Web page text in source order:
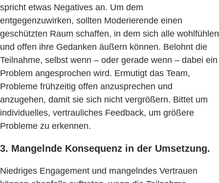
spricht etwas Negatives an. Um dem
entgegenzuwirken, sollten Moderierende einen
geschützten Raum schaffen, in dem sich alle wohlfühlen
und offen ihre Gedanken äußern können. Belohnt die
Teilnahme, selbst wenn – oder gerade wenn – dabei ein
Problem angesprochen wird. Ermutigt das Team,
Probleme frühzeitig offen anzusprechen und
anzugehen, damit sie sich nicht vergrößern. Bittet um
individuelles, vertrauliches Feedback, um größere
Probleme zu erkennen.
3. Mangelnde Konsequenz in der Umsetzung.
Niedriges Engagement und mangelndes Vertrauen